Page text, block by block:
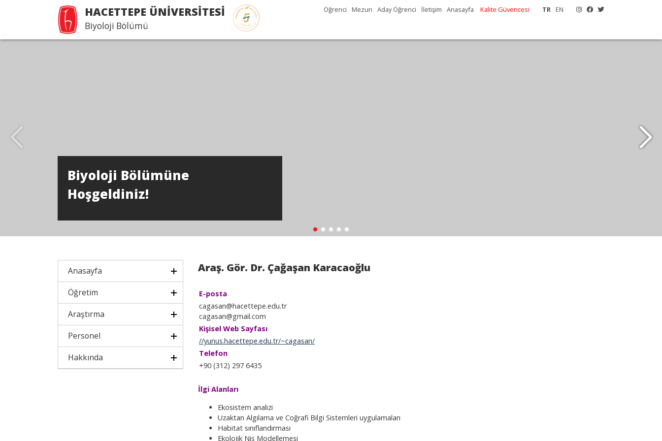
HACETTEPE ÜNİVERSİTESİ
Biyoloji Bölümü
TR EN
Öğrenci Mezun Aday Öğrenci İletişim Anasayfa Kalite Güvencesi
Anasayfa
Öğretim
Araştırma
Personel
Hakkında
Araş. Gör. Dr. Çağaşan Karacaoğlu
E-posta
cagasan@hacettepe.edu.tr
cagasan@gmail.com
Kişisel Web Sayfası
//yunus.hacettepe.edu.tr/~cagasan/
Telefon
+90 (312) 297 6435
İlgi Alanları
Ekosistem analizi
Uzaktan Algılama ve Coğrafi Bilgi Sistemleri uygulamaları
Habitat sınıflandırması
Ekolojik Niş Modellemesi